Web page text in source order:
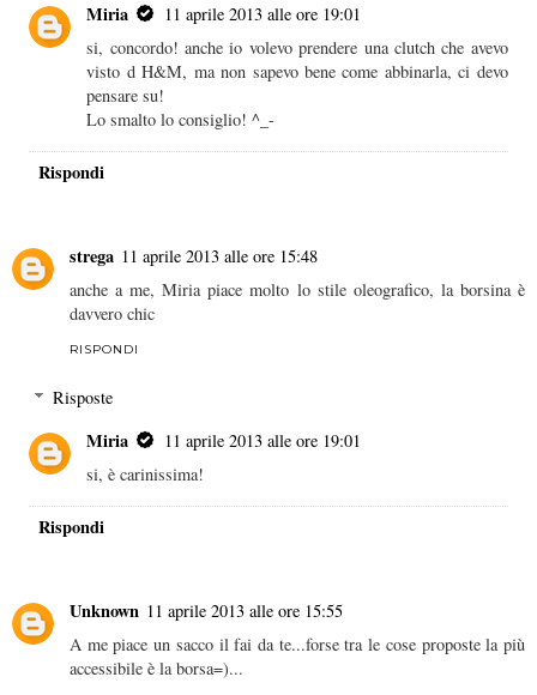
Miria
11 aprile 2013 alle ore 19:01
si, concordo! anche io volevo prendere una clutch che avevo
visto d H&M, ma non sapevo bene come abbinarla, ci devo
pensare su!
Lo smalto lo consiglio! ^_-
Rispondi
strega 11 aprile 2013 alle ore 15:48
anche a me, Miria piace molto lo stile oleografico, la borsina è
davvero chic
RISPONDI
Risposte
Miria
11 aprile 2013 alle ore 19:01
si, è carinissima!
Rispondi
Unknown 11 aprile 2013 alle ore 15:55
A me piace un sacco il fai da te...forse tra le cose proposte la più
accessibile è la borsa=)...